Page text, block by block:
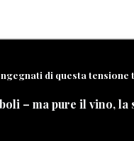
di questa
– ma pure il vino, la